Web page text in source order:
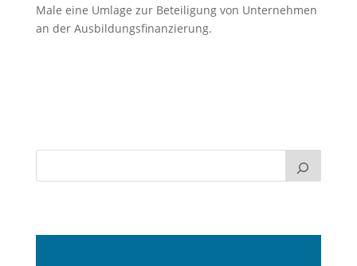
Male eine Umlage zur Beteiligung von Unternehmen
an der Ausbildungsfinanzierung.